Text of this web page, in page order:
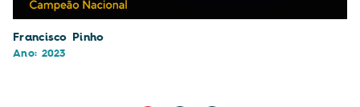
Francisco Pinho
Ano: 2023